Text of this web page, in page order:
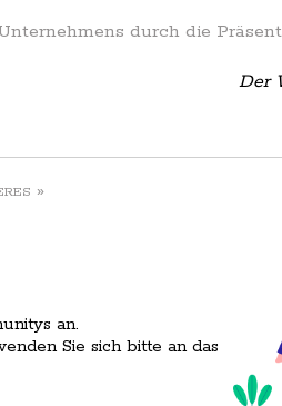
durch die
Der
»
an.
Sie sich bitte an das